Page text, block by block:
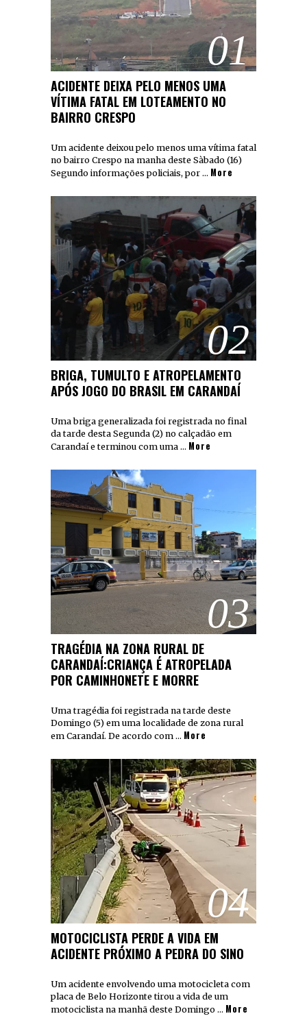
01
ACIDENTE DEIXA PELO MENOS UMA
VÍTIMA FATAL EM LOTEAMENTO NO
BAIRRO CRESPO
Um acidente deixou pelo menos uma vítima fatal
no bairro Crespo na manha deste Sàbado (16)
Segundo informações policiais, por … More
02
BRIGA, TUMULTO E ATROPELAMENTO
APÓS JOGO DO BRASIL EM CARANDAÍ
Uma briga generalizada foi registrada no final
da tarde desta Segunda (2) no calçadão em
Carandaí e terminou com uma … More
03
TRAGÉDIA NA ZONA RURAL DE
CARANDAÍ:CRIANÇA É ATROPELADA
POR CAMINHONETE E MORRE
Uma tragédia foi registrada na tarde deste
Domingo (5) em uma localidade de zona rural
em Carandaí. De acordo com … More
04
MOTOCICLISTA PERDE A VIDA EM
ACIDENTE PRÓXIMO A PEDRA DO SINO
Um acidente envolvendo uma motocicleta com
placa de Belo Horizonte tirou a vida de um
motociclista na manhã deste Domingo … More